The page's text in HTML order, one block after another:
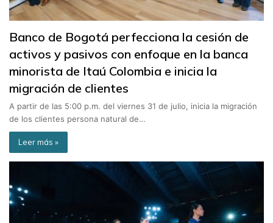
Banco de Bogotá perfecciona la cesión de
activos y pasivos con enfoque en la banca
minorista de Itaú Colombia e inicia la
migración de clientes
A partir de las 5:00 p.m. del viernes 31 de julio, inicia la migración
de los clientes persona natural de…
Leer más »